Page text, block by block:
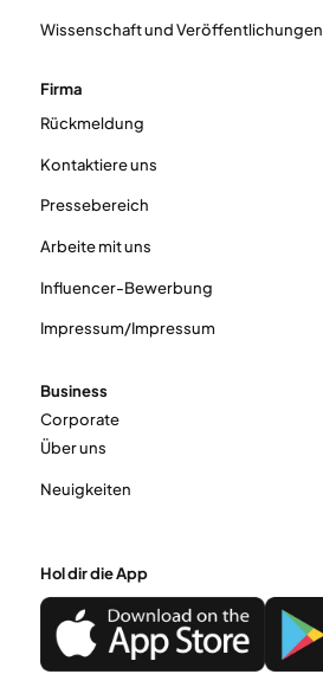
Wissenschaft und Veröffentlichungen
Firma
Rückmeldung
Kontaktiere uns
Pressebereich
Arbeite mit uns
Influencer-Bewerbung
Impressum/Impressum
Business
Corporate
Über uns
Neuigkeiten
Hol dir die App